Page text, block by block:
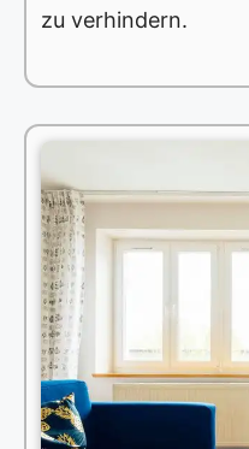
zu verhindern.